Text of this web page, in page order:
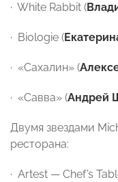
· White Rabbit (
· Biologie (
· «Сахалин» (
· «Савва» (Андрей
Двумя звездами
ресторана:
· Artest — Chef’s